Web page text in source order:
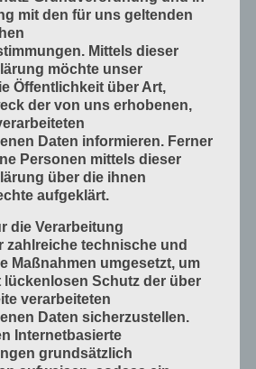
falzen
schneiden
Karton, Pappe, Kunststoffe
fügen
handwerklich herstellen
industriell herstellen
und Produktdaten
mit den für uns geltenden
Mittels dieser
möchte unser
Öffentlichkeit über Art,
der von uns erhobenen,
Daten informieren. Ferner
Personen mittels dieser
über die ihnen
aufgeklärt.
die Verarbeitung
zahlreiche technische und
Maßnahmen umgesetzt, um
Schutz der über
verarbeiteten
Daten sicherzustellen.
Internetbasierte
grundsätzlich